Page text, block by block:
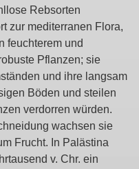
Rebsorten
zur mediterranen Flora,
feuchterem und
Pflanzen; sie
und ihre langsam
Böden und steilen
verdorren würden.
wachsen sie
Frucht. In Palästina
v. Chr. ein